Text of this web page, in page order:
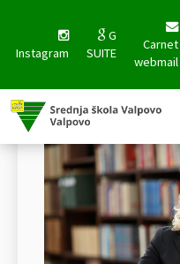
Instagram
G
SUITE
Carnet
webmail